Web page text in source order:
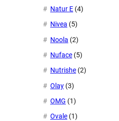
Natur E (4)
Nivea (5)
Noola (2)
Nuface (5)
Nutrishe (2)
Olay (3)
OMG (1)
Ovale (1)